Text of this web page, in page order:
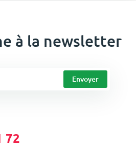
à la newsletter
72